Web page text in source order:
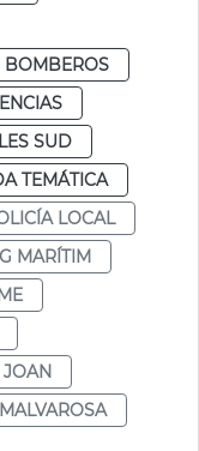
BOMBEROS
SUD
TEMÁTICA
LOCAL
MARÍTIM
JOAN